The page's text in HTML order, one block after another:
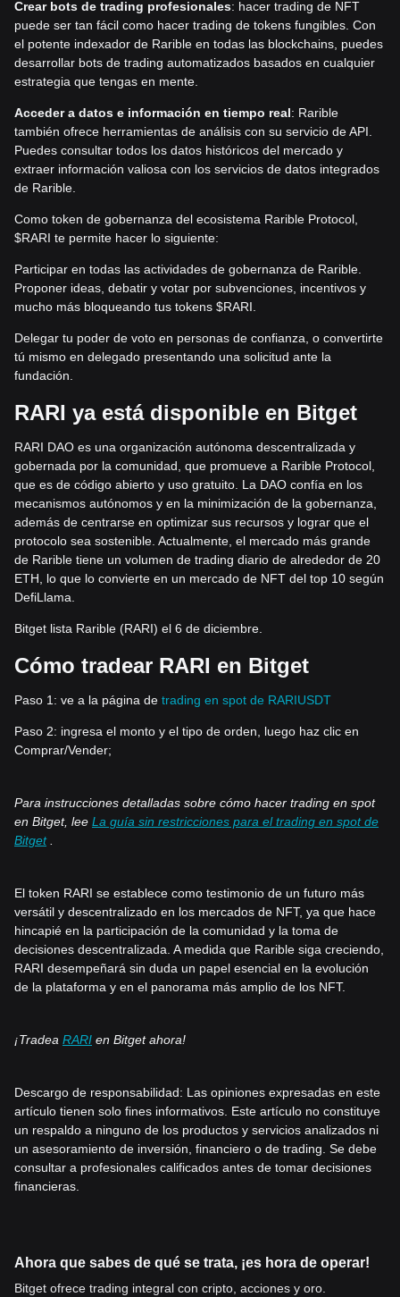
Crear bots de trading profesionales: hacer trading de NFT
puede ser tan fácil como hacer trading de tokens fungibles. Con
el potente indexador de Rarible en todas las blockchains, puedes
desarrollar bots de trading automatizados basados en cualquier
estrategia que tengas en mente.
Acceder a datos e información en tiempo real: Rarible
también ofrece herramientas de análisis con su servicio de API.
Puedes consultar todos los datos históricos del mercado y
extraer información valiosa con los servicios de datos integrados
de Rarible.
Como token de gobernanza del ecosistema Rarible Protocol,
$RARI te permite hacer lo siguiente:
Participar en todas las actividades de gobernanza de Rarible.
Proponer ideas, debatir y votar por subvenciones, incentivos y
mucho más bloqueando tus tokens $RARI.
Delegar tu poder de voto en personas de confianza, o convertirte
tú mismo en delegado presentando una solicitud ante la
fundación.
RARI ya está disponible en Bitget
RARI DAO es una organización autónoma descentralizada y
gobernada por la comunidad, que promueve a Rarible Protocol,
que es de código abierto y uso gratuito. La DAO confía en los
mecanismos autónomos y en la minimización de la gobernanza,
además de centrarse en optimizar sus recursos y lograr que el
protocolo sea sostenible. Actualmente, el mercado más grande
de Rarible tiene un volumen de trading diario de alrededor de 20
ETH, lo que lo convierte en un mercado de NFT del top 10 según
DefiLlama.
Bitget lista Rarible (RARI) el 6 de diciembre.
Cómo tradear RARI en Bitget
Paso 1: ve a la página de trading en spot de RARIUSDT
Paso 2: ingresa el monto y el tipo de orden, luego haz clic en
Comprar/Vender;
Para instrucciones detalladas sobre cómo hacer trading en spot
en Bitget, lee La guía sin restricciones para el trading en spot de
Bitget .
El token RARI se establece como testimonio de un futuro más
versátil y descentralizado en los mercados de NFT, ya que hace
hincapié en la participación de la comunidad y la toma de
decisiones descentralizada. A medida que Rarible siga creciendo,
RARI desempeñará sin duda un papel esencial en la evolución
de la plataforma y en el panorama más amplio de los NFT.
¡Tradea RARI en Bitget ahora!
Descargo de responsabilidad: Las opiniones expresadas en este
artículo tienen solo fines informativos. Este artículo no constituye
un respaldo a ninguno de los productos y servicios analizados ni
un asesoramiento de inversión, financiero o de trading. Se debe
consultar a profesionales calificados antes de tomar decisiones
financieras.
Ahora que sabes de qué se trata, ¡es hora de operar!
Bitget ofrece trading integral con cripto, acciones y oro.